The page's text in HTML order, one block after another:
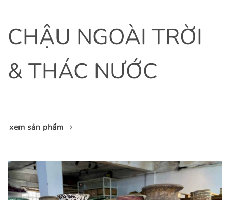
CHẬU NGOÀI TRỜI
& THÁC NƯỚC
xem sản phẩm